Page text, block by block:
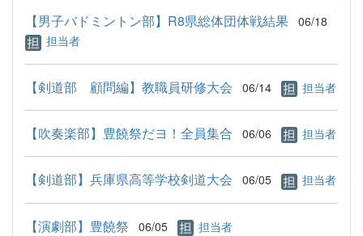
【男子バドミントン部】R8県総体団体戦結果 06/18
担当者
【剣道部 顧問編】教職員研修大会 06/14 担当者
【吹奏楽部】豊饒祭だヨ！全員集合 06/06 担当者
【剣道部】兵庫県高等学校剣道大会 06/05 担当者
【演劇部】豊饒祭 06/05 担当者